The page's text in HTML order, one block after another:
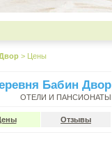
> Цены
Бабин Двор
ОТЕЛИ И ПАНСИОНАТЫ
Отзывы